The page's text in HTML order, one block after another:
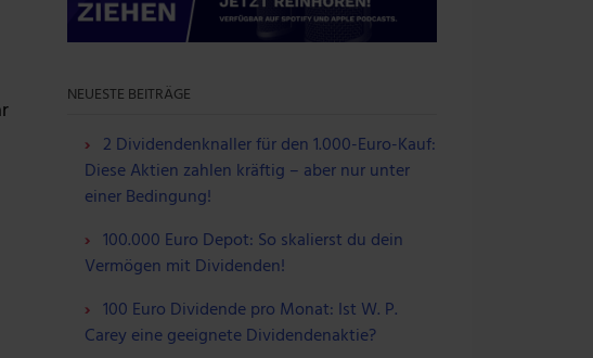
NEUESTE BEITRÄGE
2 Dividendenknaller für den 1.000-Euro-Kauf:
Diese Aktien zahlen kräftig – aber nur unter
einer Bedingung!
100.000 Euro Depot: So skalierst du dein
Vermögen mit Dividenden!
100 Euro Dividende pro Monat: Ist W. P.
Carey eine geeignete Dividendenaktie?